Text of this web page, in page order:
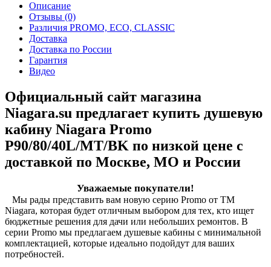
Описание
Отзывы (0)
Различия PROMO, ECO, CLASSIC
Доставка
Доставка по России
Гарантия
Видео
Официальный сайт магазина
Niagara.su предлагает купить душевую
кабину Niagara Promo
P90/80/40L/MT/BK по низкой цене с
доставкой по Москве, МО и России
Уважаемые покупатели!
Мы рады представить вам новую серию Promo от ТМ
Niagara, которая будет отличным выбором для тех, кто ищет
бюджетные решения для дачи или небольших ремонтов. В
серии Promo мы предлагаем душевые кабины с минимальной
комплектацией, которые идеально подойдут для ваших
потребностей.